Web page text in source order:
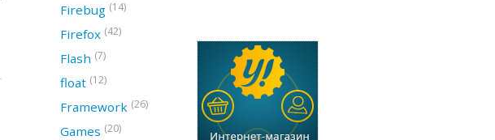
Firebug (14)
Firefox (42)
Flash (7)
float (12)
Framework (26)
Games (20)